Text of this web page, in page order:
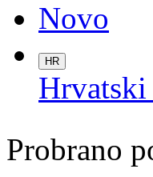
Novo
HR
Probrano